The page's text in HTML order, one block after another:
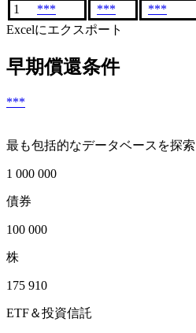
1 *** *** ***
Excelにエクスポート
早期償還条件
***
最も包括的なデータベースを探索
1 000 000
債券
100 000
株
175 910
ETF＆投資信託